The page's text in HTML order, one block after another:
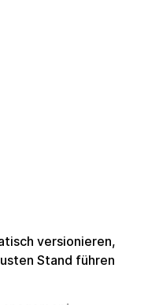
versionieren,
Stand führen